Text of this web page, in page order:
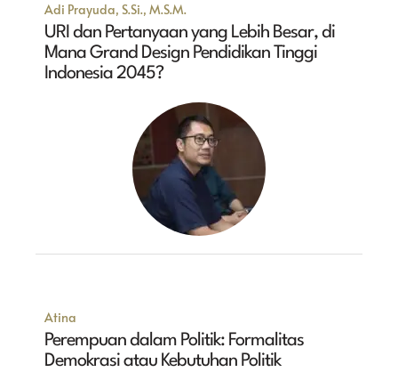
Adi Prayuda, S.Si., M.S.M.
URI dan Pertanyaan yang Lebih Besar, di
Mana Grand Design Pendidikan Tinggi
Indonesia 2045?
Atina
Perempuan dalam Politik: Formalitas
Demokrasi atau Kebutuhan Politik